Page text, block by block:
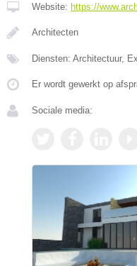
Website: https://
Architecten
Diensten: Architectuur,
Er wordt gewerkt op
Sociale media: